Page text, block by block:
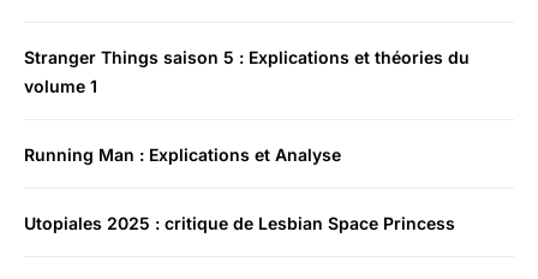
Stranger Things saison 5 : Explications et théories du
volume 1
Running Man : Explications et Analyse
Utopiales 2025 : critique de Lesbian Space Princess